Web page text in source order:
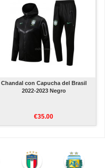
Chandal con Capucha del Brasil
2022-2023 Negro
€35.00